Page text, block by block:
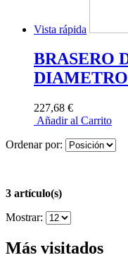
Vista rápida
BRASERO
227,68 €
Añadir al Carrito
Ordenar por:
3 artículo(s)
Mostrar:
Más visitados